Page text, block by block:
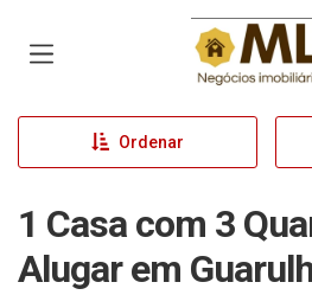
Página
Ordenar
1 Casa com 3
Alugar em